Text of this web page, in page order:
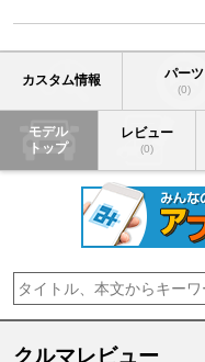
カスタム情報 パーツ
(0)
モデル
トップ
レビュー
(0)
クルマレビュー